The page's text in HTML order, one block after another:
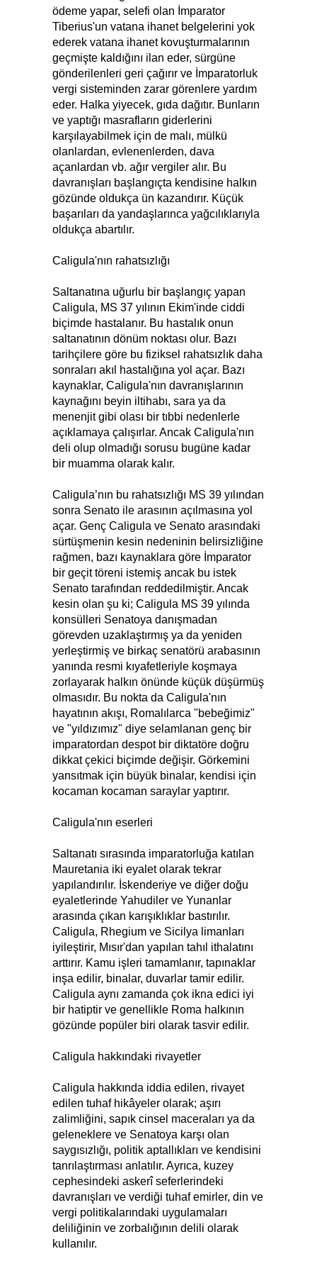
ödeme yapar, selefi olan İmparator
Tiberius'un vatana ihanet belgelerini yok
ederek vatana ihanet kovuşturmalarının
geçmişte kaldığını ilan eder, sürgüne
gönderilenleri geri çağırır ve İmparatorluk
vergi sisteminden zarar görenlere yardım
eder. Halka yiyecek, gıda dağıtır. Bunların
ve yaptığı masrafların giderlerini
karşılayabilmek için de malı, mülkü
olanlardan, evlenenlerden, dava
açanlardan vb. ağır vergiler alır. Bu
davranışları başlangıçta kendisine halkın
gözünde oldukça ün kazandırır. Küçük
başarıları da yandaşlarınca yağcılıklarıyla
oldukça abartılır.
Caligula'nın rahatsızlığı
Saltanatına uğurlu bir başlangıç yapan
Caligula, MS 37 yılının Ekim'inde ciddi
biçimde hastalanır. Bu hastalık onun
saltanatının dönüm noktası olur. Bazı
tarihçilere göre bu fiziksel rahatsızlık daha
sonraları akıl hastalığına yol açar. Bazı
kaynaklar, Caligula'nın davranışlarının
kaynağını beyin iltihabı, sara ya da
menenjit gibi olası bir tıbbi nedenlerle
açıklamaya çalışırlar. Ancak Caligula'nın
deli olup olmadığı sorusu bugüne kadar
bir muamma olarak kalır.
Caligula’nın bu rahatsızlığı MS 39 yılından
sonra Senato ile arasının açılmasına yol
açar. Genç Caligula ve Senato arasındaki
sürtüşmenin kesin nedeninin belirsizliğine
rağmen, bazı kaynaklara göre İmparator
bir geçit töreni istemiş ancak bu istek
Senato tarafından reddedilmiştir. Ancak
kesin olan şu ki; Caligula MS 39 yılında
konsülleri Senatoya danışmadan
görevden uzaklaştırmış ya da yeniden
yerleştirmiş ve birkaç senatörü arabasının
yanında resmi kıyafetleriyle koşmaya
zorlayarak halkın önünde küçük düşürmüş
olmasıdır. Bu nokta da Caligula'nın
hayatının akışı, Romalılarca "bebeğimiz"
ve "yıldızımız" diye selamlanan genç bir
imparatordan despot bir diktatöre doğru
dikkat çekici biçimde değişir. Görkemini
yansıtmak için büyük binalar, kendisi için
kocaman kocaman saraylar yaptırır.
Caligula'nın eserleri
Saltanatı sırasında imparatorluğa katılan
Mauretania iki eyalet olarak tekrar
yapılandırılır. İskenderiye ve diğer doğu
eyaletlerinde Yahudiler ve Yunanlar
arasında çıkan karışıklıklar bastırılır.
Caligula, Rhegium ve Sicilya limanları
iyileştirir, Mısır'dan yapılan tahıl ithalatını
arttırır. Kamu işleri tamamlanır, tapınaklar
inşa edilir, binalar, duvarlar tamir edilir.
Caligula aynı zamanda çok ikna edici iyi
bir hatiptir ve genellikle Roma halkının
gözünde popüler biri olarak tasvir edilir.
Caligula hakkındaki rivayetler
Caligula hakkında iddia edilen, rivayet
edilen tuhaf hikâyeler olarak; aşırı
zalimliğini, sapık cinsel maceraları ya da
geleneklere ve Senatoya karşı olan
saygısızlığı, politik aptallıkları ve kendisini
tanrılaştırması anlatılır. Ayrıca, kuzey
cephesindeki askerî seferlerindeki
davranışları ve verdiği tuhaf emirler, din ve
vergi politikalarındaki uygulamaları
deliliğinin ve zorbalığının delili olarak
kullanılır.